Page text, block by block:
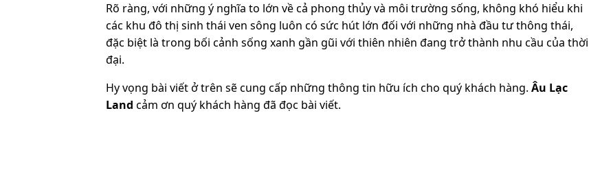
Rõ ràng, với những ý nghĩa to lớn về cả phong thủy và môi trường sống, không khó hiểu khi
các khu đô thị sinh thái ven sông luôn có sức hút lớn đối với những nhà đầu tư thông thái,
đặc biệt là trong bối cảnh sống xanh gần gũi với thiên nhiên đang trở thành nhu cầu của thời
đại.
Hy vọng bài viết ở trên sẽ cung cấp những thông tin hữu ích cho quý khách hàng. Âu Lạc
Land cảm ơn quý khách hàng đã đọc bài viết.